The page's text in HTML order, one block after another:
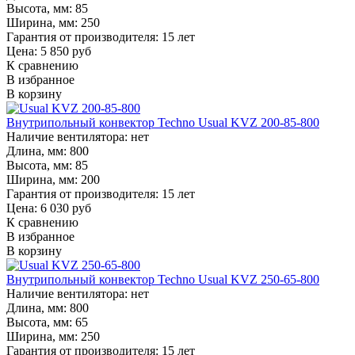
Высота, мм: 85
Ширина, мм: 250
Гарантия от производителя: 15 лет
Цена: 5 850 руб
К сравнению
В избранное
В корзину
Внутрипольный конвектор Techno Usual KVZ 200-85-800
Наличие вентилятора: нет
Длина, мм: 800
Высота, мм: 85
Ширина, мм: 200
Гарантия от производителя: 15 лет
Цена: 6 030 руб
К сравнению
В избранное
В корзину
Внутрипольный конвектор Techno Usual KVZ 250-65-800
Наличие вентилятора: нет
Длина, мм: 800
Высота, мм: 65
Ширина, мм: 250
Гарантия от производителя: 15 лет